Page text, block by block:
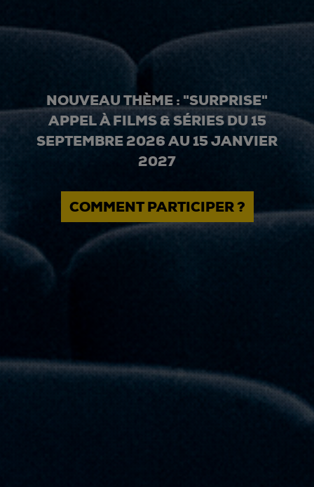
NOUVEAU THÈME : "SURPRISE"
APPEL À FILMS & SÉRIES DU 15
SEPTEMBRE 2026 AU 15 JANVIER
2027
COMMENT PARTICIPER ?